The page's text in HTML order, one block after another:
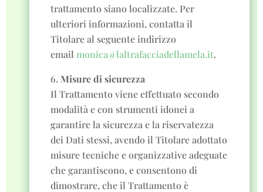
trattamento siano localizzate. Per
ulteriori informazioni, contatta il
Titolare al seguente indirizzo
email monica@laltrafacciadellamela.it.
Misure di sicurezza
Il Trattamento viene effettuato secondo
modalità e con strumenti idonei a
garantire la sicurezza e la riservatezza
dei Dati stessi, avendo il Titolare adottato
misure tecniche e organizzative adeguate
che garantiscono, e consentono di
dimostrare, che il Trattamento è